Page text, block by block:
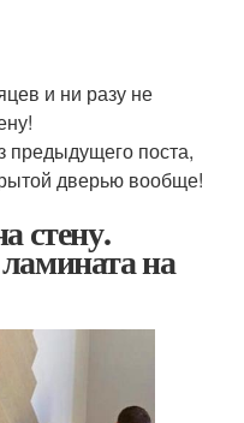
и ни разу не
предыдущего поста,
дверью вообще!
стену.
на